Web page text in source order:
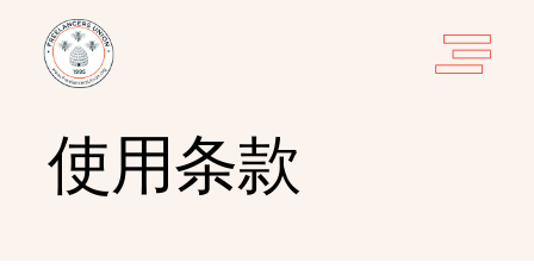
使用条款